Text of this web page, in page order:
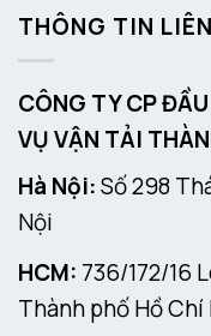
THÔNG TIN
CÔNG TY CP
VỤ VẬN TẢI
Hà Nội:Số 298
Nội
HCM: 736/172/16
Thành phố Hồ Chí